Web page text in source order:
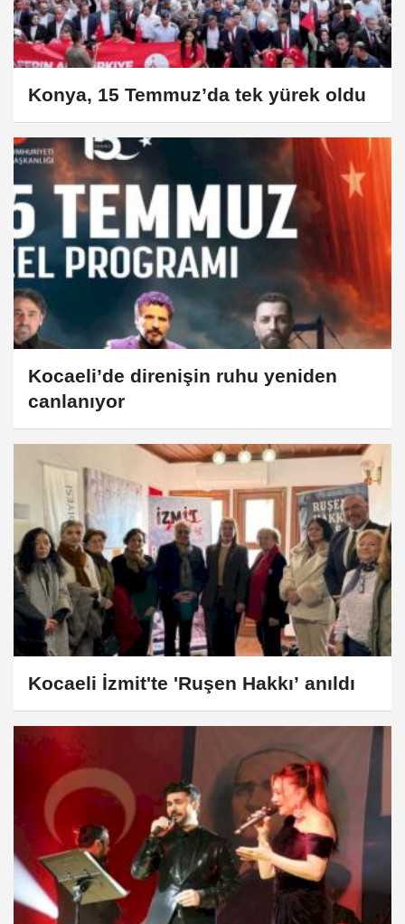
Konya, 15 Temmuz’da tek yürek oldu
Kocaeli’de direnişin ruhu yeniden
canlanıyor
Kocaeli İzmit'te 'Ruşen Hakkı’ anıldı